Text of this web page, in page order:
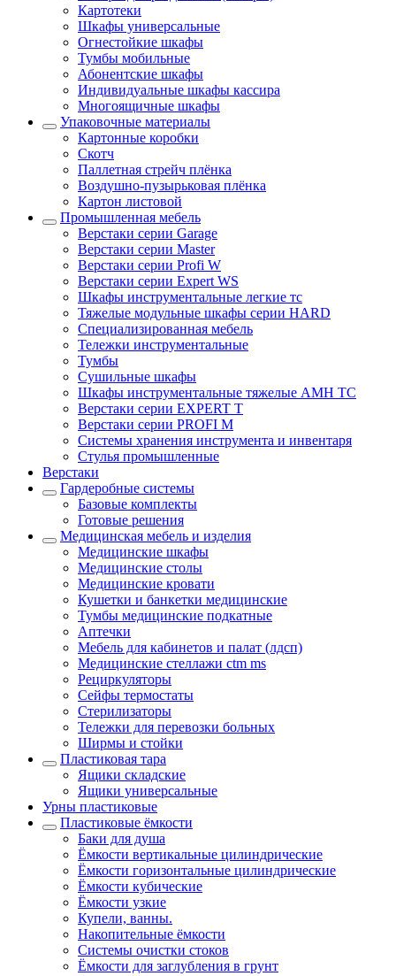
Картотеки
Шкафы универсальные
Огнестойкие шкафы
Тумбы мобильные
Абонентские шкафы
Индивидуальные шкафы кассира
Многоящичные шкафы
Упаковочные материалы
Картонные коробки
Скотч
Паллетная стрейч плёнка
Воздушно-пузырьковая плёнка
Картон листовой
Промышленная мебель
Верстаки серии Garage
Верстаки серии Master
Верстаки серии Profi W
Верстаки серии Expert WS
Шкафы инструментальные легкие тс
Тяжелые модульные шкафы серии HARD
Cпециализированная мебель
Тележки инструментальные
Тумбы
Cушильные шкафы
Шкафы инструментальные тяжелые AMH TC
Верстаки серии EXPERT T
Верстаки серии PROFI M
Системы хранения инструмента и инвентаря
Стулья промышленные
Верстаки
Гардеробные системы
Базовые комплекты
Готовые решения
Медицинская мебель и изделия
Медицинские шкафы
Медицинские столы
Медицинские кровати
Кушетки и банкетки медицинские
Тумбы медицинские подкатные
Аптечки
Мебель для кабинетов и палат (лдсп)
Медицинские стеллажи ctm ms
Рециркуляторы
Сейфы термостаты
Стерилизаторы
Тележки для перевозки больных
Ширмы и стойки
Пластиковая тара
Ящики складские
Ящики универсальные
Урны пластиковые
Пластиковые ёмкости
Баки для душа
Ёмкости вертикальные цилиндрические
Ёмкости горизонтальные цилиндрические
Ёмкости кубические
Ёмкости узкие
Купели, ванны.
Накопительные ёмкости
Системы очистки стоков
Ёмкости для заглубления в грунт